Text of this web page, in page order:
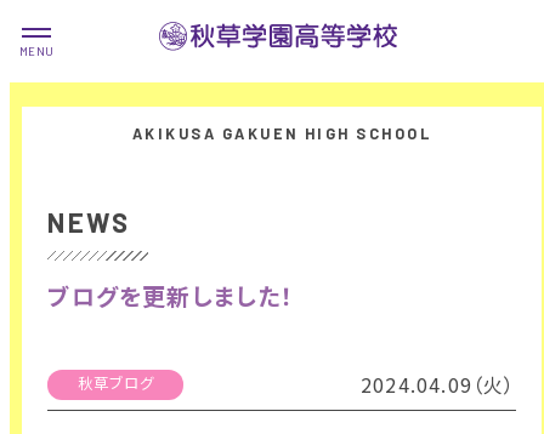
NEWS
ブログを更新しました！
秋草ブログ 2024.04.09（火）